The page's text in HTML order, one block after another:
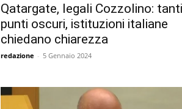
Qatargate, legali Cozzolino: tanti
punti oscuri, istituzioni italiane
chiedano chiarezza
redazione - 5 Gennaio 2024